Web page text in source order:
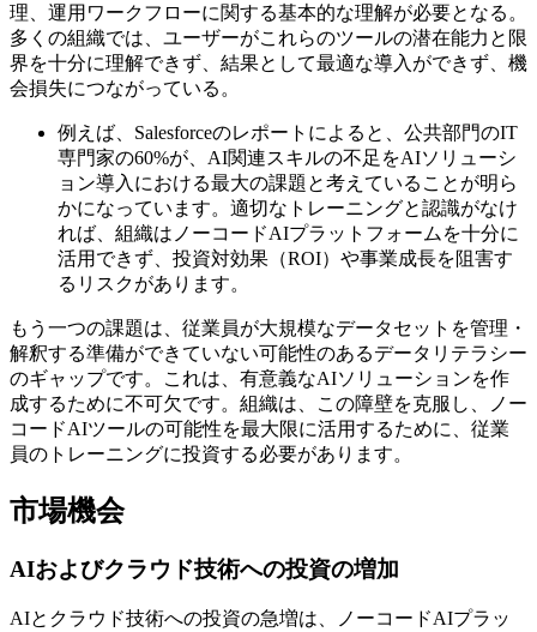
理、運用ワークフローに関する基本的な理解が必要となる。
多くの組織では、ユーザーがこれらのツールの潜在能力と限
界を十分に理解できず、結果として最適な導入ができず、機
会損失につながっている。
例えば、Salesforceのレポートによると、公共部門のIT
専門家の60%が、AI関連スキルの不足をAIソリューシ
ョン導入における最大の課題と考えていることが明ら
かになっています。適切なトレーニングと認識がなけ
れば、組織はノーコードAIプラットフォームを十分に
活用できず、投資対効果（ROI）や事業成長を阻害す
るリスクがあります。
もう一つの課題は、従業員が大規模なデータセットを管理・
解釈する準備ができていない可能性のあるデータリテラシー
のギャップです。これは、有意義なAIソリューションを作
成するために不可欠です。組織は、この障壁を克服し、ノー
コードAIツールの可能性を最大限に活用するために、従業
員のトレーニングに投資する必要があります。
市場機会
AIおよびクラウド技術への投資の増加
AIとクラウド技術への投資の急増は、ノーコードAIプラッ